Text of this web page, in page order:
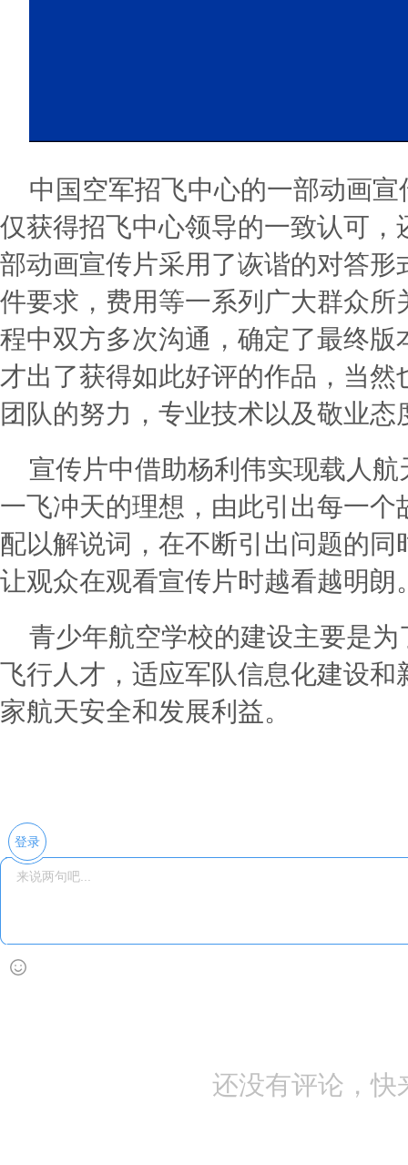
中国空军招飞中心的一部动画
仅获得招飞中心领导的一致认可
部动画宣传片采用了诙谐的对答
件要求，费用等一系列广大群众
程中双方多次沟通，确定了最终
才出了获得如此好评的作品，当
团队的努力，专业技术以及敬业态
宣传片中借助杨利伟实现载人
一飞冲天的理想，由此引出每一
配以解说词，在不断引出问题的
让观众在观看宣传片时越看越明朗
青少年航空学校的建设主要是
飞行人才，适应军队信息化建设
家航天安全和发展利益。
登录
还没有评论，快